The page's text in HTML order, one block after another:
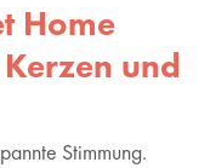
Home
und
Stimmung.